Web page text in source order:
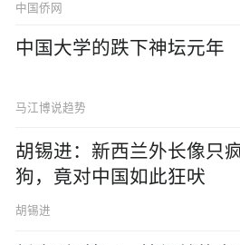
中国侨网
中国大学的跌下神坛元年
马江博说趋势
胡锡进：新西兰外长像只
狗，竟对中国如此狂吠
胡锡进